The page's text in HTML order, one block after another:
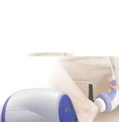
al peine de dientes, el pelo se
y el estilo es más seguro,
PTC con 3 configuraciones
proporciona hasta 400 °F